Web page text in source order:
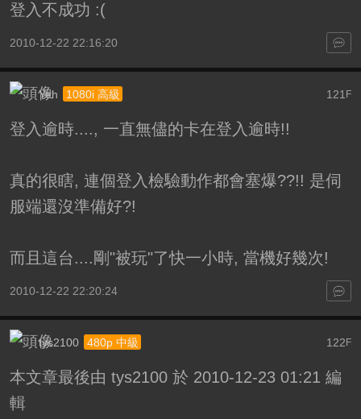
登入不成功 :(
2010-12-22 22:16:20
121 F
Yeh 1080i 高級
登入逾時...., 一直無儘的卡在登入逾時!!
真的很瞎, 連個登入檢驗動作都會塞爆??!! 是伺
服端還沒準備好?!
而且這台....剛"被玩"了快一小時, 當機好幾次!
2010-12-22 22:20:24
122F
tys2100 480p 中級
本文章最後由 tys2100 於 2010-12-23 01:21 編
輯